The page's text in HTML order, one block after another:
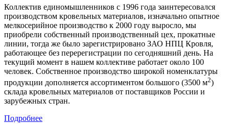
Коллектив единомышленников с 1996 года заинтересовался
производством кровельных материалов, изначально опытное
мелкосерийное производство к 2000 году выросло, мы
приобрели собственный производственный цех, прокатные
линии, тогда же было зарегистрировано ЗАО НПЦ Кровля,
работающее без перерегистрации по сегодняшний день. На
текущий момент в нашем коллективе работает около 100
человек. Собственное производство широкой номенклатуры
продукции дополняется ассортиментом большого (3500 м2)
склада кровельных материалов от поставщиков России и
зарубежных стран.
Подробнее